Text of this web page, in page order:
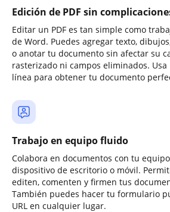
Edición de PDF sin
Editar un PDF es tan simple como
de Word. Puedes agregar texto,
o anotar tu documento sin afectar su
rasterizado ni campos eliminados. Usa
línea para obtener tu documento
Trabajo en equipo fluido
Colabora en documentos con tu
dispositivo de escritorio o móvil.
editen, comenten y firmen tus
También puedes hacer tu formulario
URL en cualquier lugar.